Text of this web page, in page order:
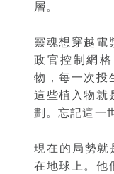
層。
靈魂想穿越電
政官控制網
物，每一次投
這些植入物就
劃。忘記這一
現在的局勢就
在地球上。他